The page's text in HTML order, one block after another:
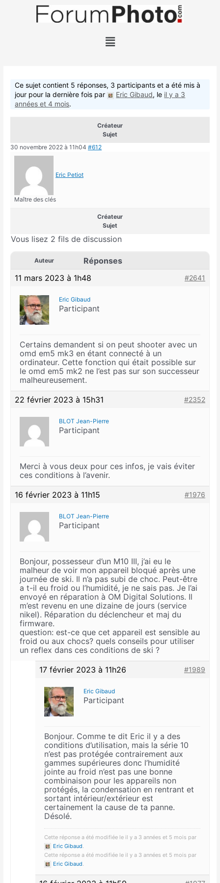
Ce sujet contient 5 réponses, 3 participants et a été mis à
jour pour la dernière fois par
Eric Gibaud, le il y a 3
années et 4 mois.
Créateur
Sujet
30 novembre 2022 à 11h04 #612
Eric Petiot
Maître des clés
Créateur
Sujet
Vous lisez 2 fils de discussion
Auteur
Réponses
11 mars 2023 à 1h48
#2641
Eric Gibaud
Participant
Certains demandent si on peut shooter avec un
omd em5 mk3 en étant connecté à un
ordinateur. Cette fonction qui était possible sur
le omd em5 mk2 ne l’est pas sur son successeur
malheureusement.
22 février 2023 à 15h31
#2352
BLOT Jean-Pierre
Participant
Merci à vous deux pour ces infos, je vais éviter
ces conditions à l’avenir.
16 février 2023 à 11h15
#1976
BLOT Jean-Pierre
Participant
Bonjour, possesseur d’un M10 III, j’ai eu le
malheur de voir mon appareil bloqué après une
journée de ski. Il n’a pas subi de choc. Peut-être
a t-il eu froid ou l’humidité, je ne sais pas. Je l’ai
envoyé en réparation à OM Digital Solutions. Il
m’est revenu en une dizaine de jours (service
nikel). Réparation du déclencheur et maj du
firmware.
question: est-ce que cet appareil est sensible au
froid ou aux chocs? quels conseils pour utiliser
un reflex dans ces conditions de ski ?
17 février 2023 à 11h26
#1989
Eric Gibaud
Participant
Bonjour. Comme te dit Eric il y a des
conditions d’utilisation, mais la série 10
n’est pas protégée contrairement aux
gammes supérieures donc l’humidité
jointe au froid n’est pas une bonne
combinaison pour les appareils non
protégés, la condensation en rentrant et
sortant intérieur/extérieur est
certainement la cause de ta panne.
Désolé.
Cette réponse a été modifiée le il y a 3 années et 5 mois par
Eric Gibaud.
Cette réponse a été modifiée le il y a 3 années et 5 mois par
Eric Gibaud.